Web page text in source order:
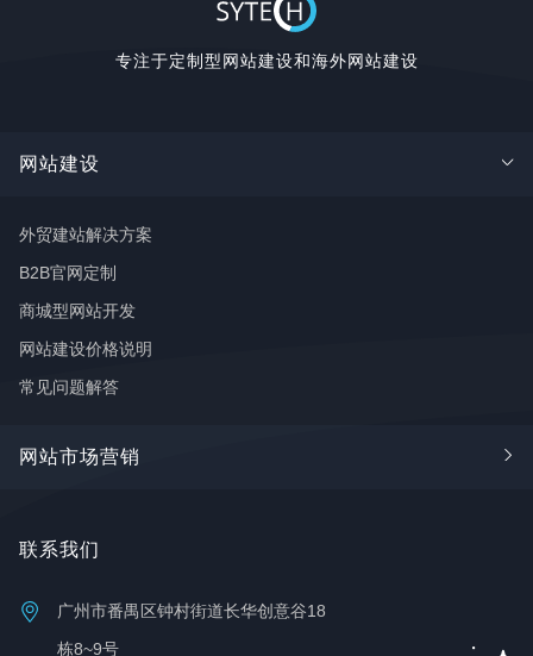
专注于定制型网站建设和海外网站建设
网站建设
外贸建站解决方案
B2B官网定制
商城型网站开发
网站建设价格说明
常见问题解答
网站市场营销
FaceBook推广
推广学堂
联系我们
广州市番禺区钟村街道长华创意谷18
栋8~9号